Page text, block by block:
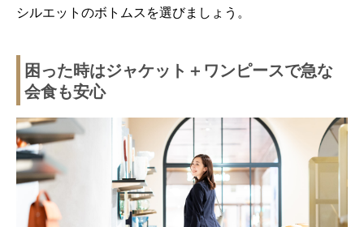
シルエットのボトムスを選びましょう。
困った時はジャケット＋ワンピースで急な
会食も安心